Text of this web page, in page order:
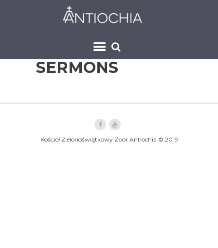
SERMONS
Kościół Zielonoświątkowy Zbór Antiochia © 2019